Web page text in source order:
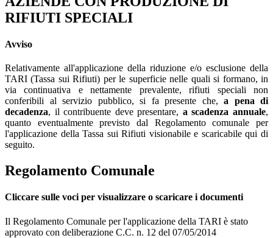
RIFIUTI SPECIALI
Avviso
Relativamente all'applicazione della riduzione e/o esclusione della
TARI (Tassa sui Rifiuti) per le superficie nelle quali si formano, in
via continuativa e nettamente prevalente, rifiuti speciali non
conferibili al servizio pubblico, si fa presente che, a pena di
decadenza, il contribuente deve presentare, a scadenza annuale,
quanto eventualmente previsto dal Regolamento comunale per
l'applicazione della Tassa sui Rifiuti visionabile e scaricabile qui di
seguito.
Regolamento Comunale
Cliccare sulle voci per visualizzare o scaricare i documenti
Il Regolamento Comunale per l'applicazione della TARI è stato
approvato con deliberazione C.C. n. 12 del 07/05/2014